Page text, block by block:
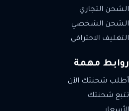
الشحن التجاري
الشحن الشخصي
التغليف الاحترافي
روابط مهمة
أطلب شحنتك الآن
تتبع شحنتك